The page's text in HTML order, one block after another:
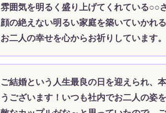
雰囲気を明るく盛り上げてくれている○○
顔の絶えない明るい家庭を築いていかれ
お二人の幸せを心からお祈りしています。
ご結婚という人生最良の日を迎えられ、
うございます！いつも社内でお二人の姿